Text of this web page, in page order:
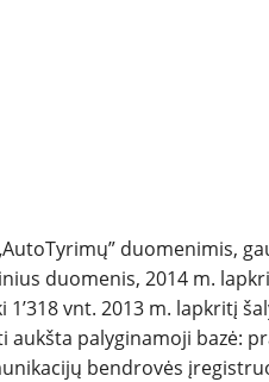
duomenimis,
duomenis, 2014 m.
1’318 vnt. 2013 m. lapkritį
aukšta palyginamoji bazė:
bendrovės